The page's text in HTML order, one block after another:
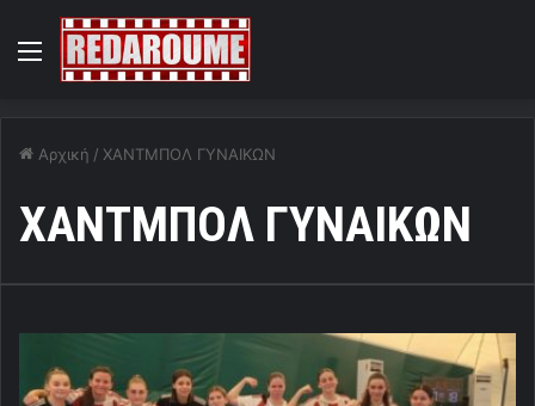
Menu
Αρχική / ΧΑΝΤΜΠΟΛ ΓΥΝΑΙΚΩΝ
ΧΑΝΤΜΠΟΛ ΓΥΝΑΙΚΩΝ